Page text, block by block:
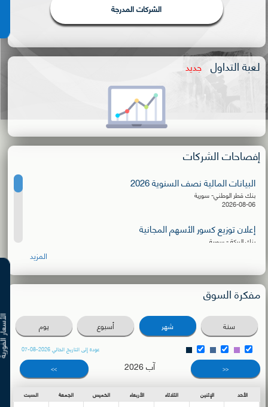
الشركات المدرجة
لعبة التداول جديد
إفصاحات الشركات
البيانات المالية نصف السنوية 2026
بنك قطر الوطني- سورية
2026-08-06
إعلان توزيع كسور الأسهم المجانية
بنك البركة - سورية
البيانات المالية نصف السنوية 2026
الشركة الأهلية للنقل
2026-08-03
دعوة للترشح لعضوية مجلس الإدارة
بنك سورية والمهجر
2026-08-02
دعوة اجتماع الهيئة العامة العادية
بنك البركة - سورية
المزيد
مفكرة السوق
سنة شهر أسبوع يوم
عودة إلى التاريخ الحالي 2026-08-07
<<
آب 2026 >>
الأحد الإثنين الثلاثاء الأربعاء الخميس الجمعة السبت